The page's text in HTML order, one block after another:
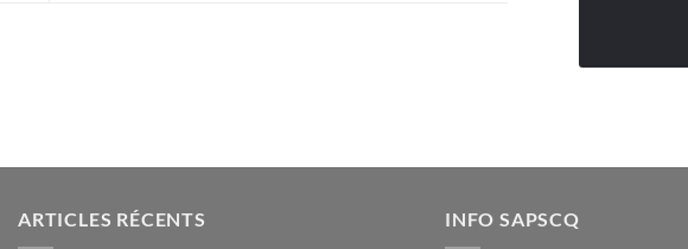
ARTICLES RÉCENTS INFO SAPSCQ